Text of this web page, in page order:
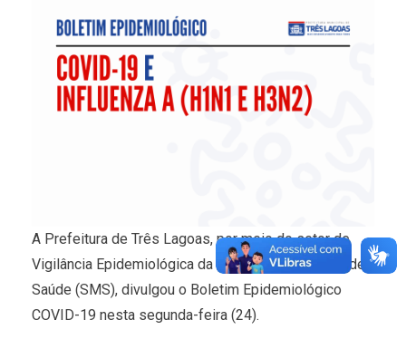
A Prefeitura de Três Lagoas, por meio do setor de
Vigilância Epidemiológica da Secretaria Municipal de
Saúde (SMS), divulgou o Boletim Epidemiológico
COVID-19 nesta segunda-feira (24).